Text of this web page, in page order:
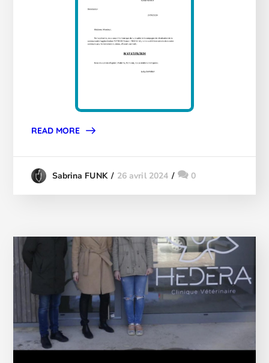
READ MORE
Sabrina FUNK 26 avril 2024 0